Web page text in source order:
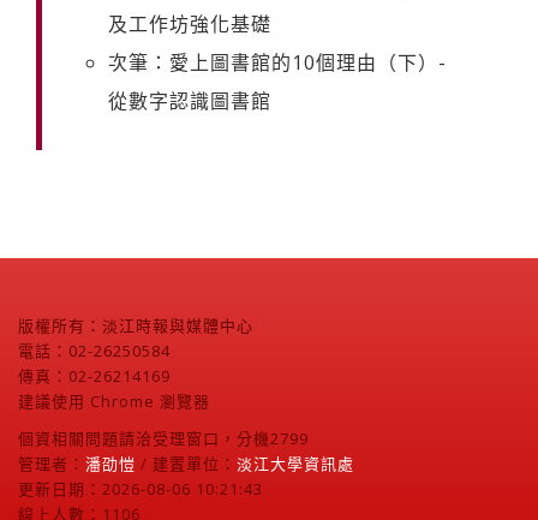
及工作坊強化基礎
次筆：愛上圖書館的10個理由（下）-
從數字認識圖書館
版權所有：淡江時報與媒體中心
電話：02-26250584
傳真：02-26214169
建議使用 Chrome 瀏覽器
個資相關問題請洽受理窗口，分機2799
管理者： 潘劭愷 / 建置單位： 淡江大學資訊處
更新日期：2026-08-06 10:21:43
線上人數：1106